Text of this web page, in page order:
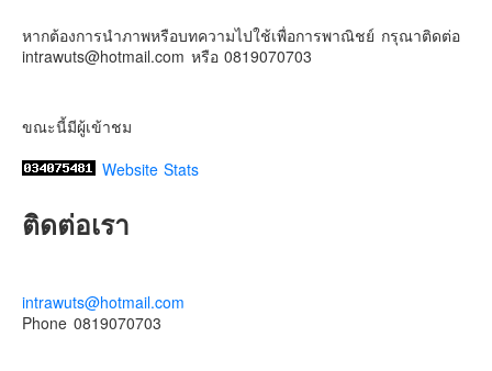
หากต้องการนำภาพหรือบทความไปใช้เพื่อการพาณิชย์ กรุณาติดต่อ
intrawuts@hotmail.com หรือ 0819070703
ขณะนี้มีผู้เข้าชม
Website Stats
ติดต่อเรา
intrawuts@hotmail.com
Phone 0819070703